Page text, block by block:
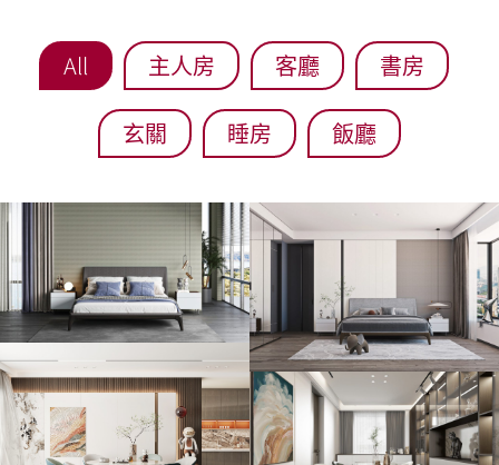
All 主人房 客廳 書房
玄關 睡房 飯廳